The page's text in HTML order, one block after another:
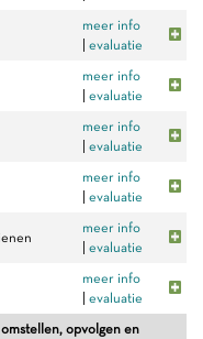
meer info
evaluatie
meer info
evaluatie
meer info
evaluatie
meer info
evaluatie
meer info
evaluatie
meer info
evaluatie
opvolgen en